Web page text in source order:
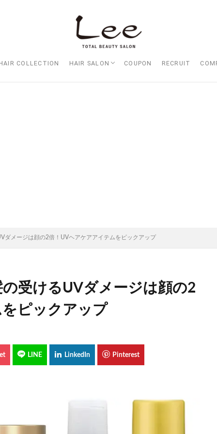
COLLECTION HAIR SALON
Lee大阪店
Lee梅田店
Lee京橋店
Lee堀江店
Lee四ツ橋店
Lee天王寺店
Lee上新庄Vita店
Lee東三国店
Lee布施店
Lee枚方店
HARBOR （ハーバー）
Lee尼崎店
Lee甲子園店
COUPON RECRUIT
ダメージは顔の2倍！UVヘアケアアイテムをピックアップ
受けるUVダメージは顔の2
ピックアップ